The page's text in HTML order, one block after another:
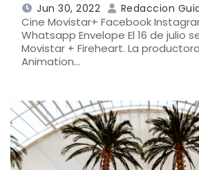
Jun 30, 2022 Redaccion
Cine Movistar+ Facebook
Whatsapp Envelope El 16 de julio
Movistar + Fireheart. La productora
Animation…